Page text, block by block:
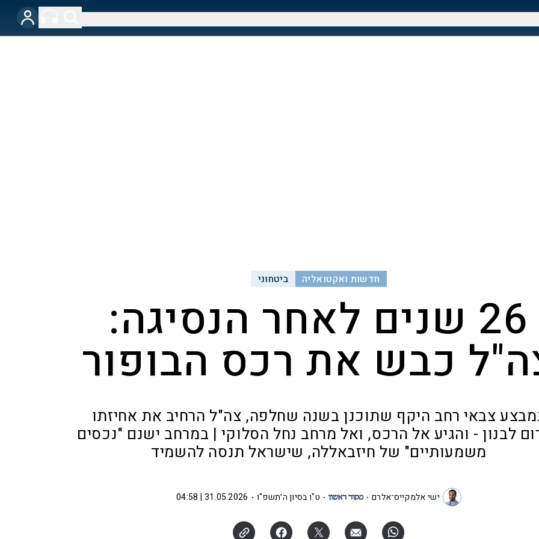
חדשות ואקטואליה ביטחוני
26 שנים לאחר הנסיגה:
כבש את רכס הבופור
צבאי רחב היקף שתוכנן בשנה שחלפה, צה"ל הרחיב את אחיזתו
לבנון - והגיע אל הרכס, ואל מרחב נחל הסלוקי | במרחב ישנם "נכסים
משמעותיים" של חיזבאללה, שישראל תנסה להשמיד
ישי אלמקייס־אלרם ט"ו בסיון ה׳תשפ"ו 31.05.2026 | 04:58